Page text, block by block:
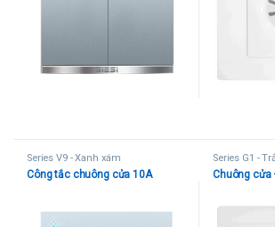
Series V9 - Xanh xám
Công tắc chuông cửa 10A
Series G1 -
Chuông cửa